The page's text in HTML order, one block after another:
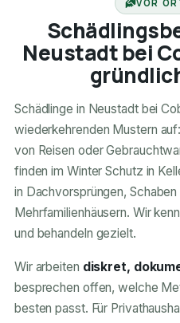
VOR
Neustadt bei
Schädlinge in Neustadt bei
wiederkehrenden Mustern
von Reisen oder
finden im Winter Schutz in
in Dachvorsprüngen,
Mehrfamilienhäusern. Wir
und behandeln gezielt.
Wir arbeiten diskret,
besprechen offen, welche
besten passt. Für